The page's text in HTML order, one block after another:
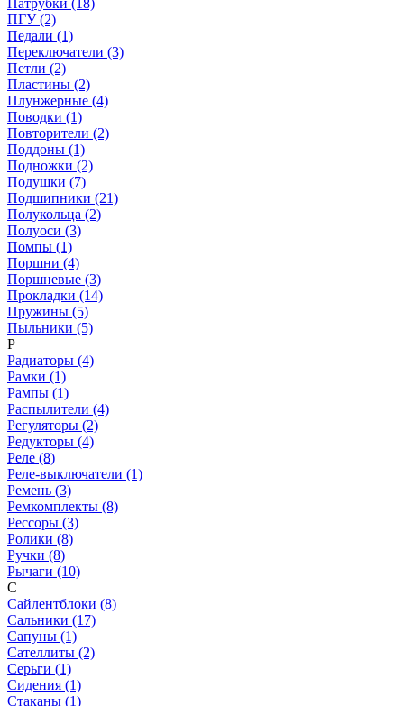
ПГУ (2)
Педали (1)
Переключатели (3)
Петли (2)
Пластины (2)
Плунжерные (4)
Поводки (1)
Повторители (2)
Поддоны (1)
Подножки (2)
Подушки (7)
Подшипники (21)
Полукольца (2)
Полуоси (3)
Помпы (1)
Поршни (4)
Поршневые (3)
Прокладки (14)
Пружины (5)
Пыльники (5)
Р
Радиаторы (4)
Рамки (1)
Рампы (1)
Распылители (4)
Регуляторы (2)
Редукторы (4)
Реле (8)
Реле-выключатели (1)
Ремень (3)
Ремкомплекты (8)
Рессоры (3)
Ролики (8)
Ручки (8)
Рычаги (10)
С
Сайлентблоки (8)
Сальники (17)
Сапуны (1)
Сателлиты (2)
Серьги (1)
Сидения (1)
Стаканы (1)